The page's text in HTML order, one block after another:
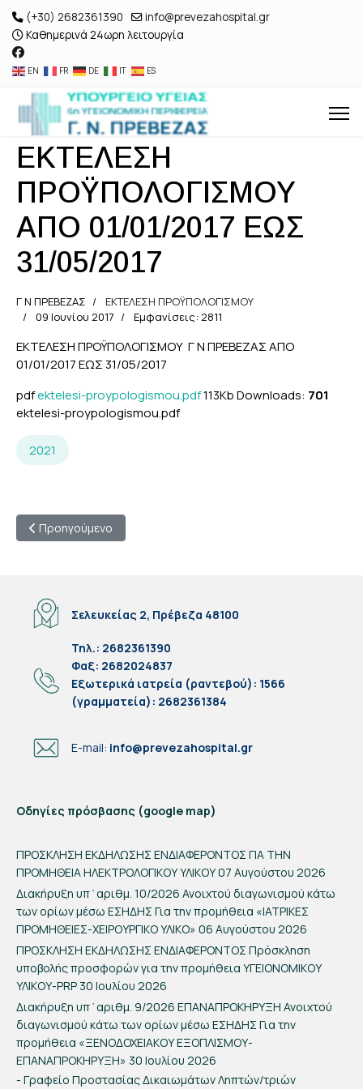
(+30) 2682361390
info@prevezahospital.gr
Καθημερινά 24ωρη λειτουργία
EN FR DE IT ES
ΕΚΤΕΛΕΣΗ
ΠΡΟΫΠΟΛΟΓΙΣΜΟΥ
ΑΠΟ 01/01/2017 ΕΩΣ
31/05/2017
Γ Ν ΠΡΕΒΕΖΑΣ
ΕΚΤΕΛΕΣΗ ΠΡΟΫΠΟΛΟΓΙΣΜΟΥ
09 Ιουνίου 2017
Εμφανίσεις: 2811
ΕΚΤΕΛΕΣΗ ΠΡΟΫΠΟΛΟΓΙΣΜΟΥ Γ Ν ΠΡΕΒΕΖΑΣ ΑΠΟ
01/01/2017 ΕΩΣ 31/05/2017
pdfektelesi-proypologismou.pdf113KbDownloads: 701
ektelesi-proypologismou.pdf
2021
Προηγούμενο άρθρο: ΕΚΤΕΛΕΣΗ ΠΡΟΫΠΟΛΟΓΙΣΜΟΥ ΑΠΟ 01/
Προηγούμενο
Σελευκείας 2, Πρέβεζα 48100
Τηλ.: 2682361390
Φαξ: 2682024837
Eξωτερικά ιατρεία (ραντεβού): 1566
(γραμματεία): 2682361384
E-mail: info@prevezahospital.gr
Οδηγίες πρόσβασης (google map)
ΠΡΟΣΚΛΗΣΗ ΕΚΔΗΛΩΣΗΣ ΕΝΔΙΑΦΕΡΟΝΤΟΣ ΓΙΑ ΤΗΝ
ΠΡΟΜΗΘΕΙΑ ΗΛΕΚΤΡΟΛΟΓΙΚΟΥ ΥΛΙΚΟΥ07 Αυγούστου 2026
Διακήρυξη υπ΄αριθμ. 10/2026 Ανοιχτού διαγωνισμού κάτω
των ορίων μέσω ΕΣΗΔΗΣ Για την προμήθεια «ΙΑΤΡΙΚΕΣ
ΠΡΟΜΗΘΕΙΕΣ-ΧΕΙΡΟΥΡΓΙΚΟ ΥΛΙΚΟ» 06 Αυγούστου 2026
ΠΡΟΣΚΛΗΣΗ ΕΚΔΗΛΩΣΗΣ ΕΝΔΙΑΦΕΡΟΝΤΟΣ Πρόσκληση
υποβολής προσφορών για την προμήθεια ΥΓΕΙΟΝΟΜΙΚΟΥ
ΥΛΙΚΟΥ-PRP 30 Ιουλίου 2026
Διακήρυξη υπ΄αριθμ. 9/2026 ΕΠΑΝΑΠΡΟΚΗΡΥΞΗ Ανοιχτού
διαγωνισμού κάτω των ορίων μέσω ΕΣΗΔΗΣ Για την
προμήθεια «ΞΕΝΟΔΟΧΕΙΑΚΟΥ ΕΞΟΠΛΙΣΜΟΥ-
ΕΠΑΝΑΠΡΟΚΗΡΥΞΗ» 30 Ιουλίου 2026
- Γραφείο Προστασίας Δικαιωμάτων Ληπτών/τριών